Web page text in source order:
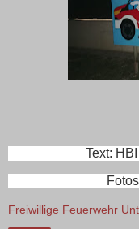
Text:
Freiwillige Feuerwehr